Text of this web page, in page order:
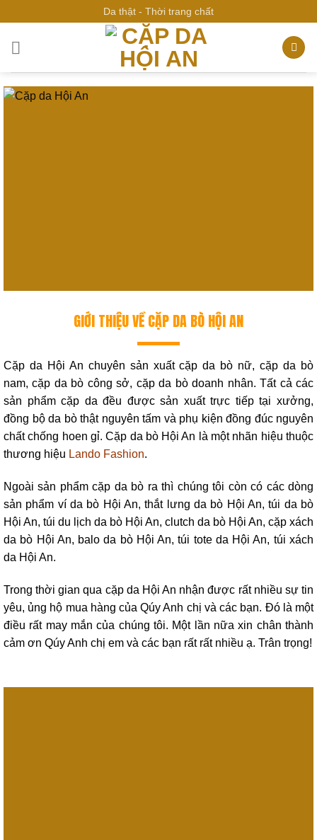
qua
nội
Da thật - Thời trang chất
GIỚI THIỆU VỀ CẶP DA BÒ HỘI AN
Cặp da Hội An chuyên sản xuất cặp da bò nữ, cặp da bò
nam, cặp da bò công sở, cặp da bò doanh nhân. Tất cả các
sản phẩm cặp da đều được sản xuất trực tiếp tại xưởng,
đồng bộ da bò thật nguyên tấm và phụ kiện đồng đúc nguyên
chất chống hoen gỉ. Cặp da bò Hội An là một nhãn hiệu thuộc
thương hiệu Lando Fashion.
Ngoài sản phẩm cặp da bò ra thì chúng tôi còn có các dòng
sản phẩm ví da bò Hội An, thắt lưng da bò Hội An, túi da bò
Hội An, túi du lịch da bò Hội An, clutch da bò Hội An, cặp xách
da bò Hội An, balo da bò Hội An, túi tote da Hội An, túi xách
da Hội An.
Trong thời gian qua cặp da Hội An nhận được rất nhiều sự tin
yêu, ủng hộ mua hàng của Qúy Anh chị và các bạn. Đó là một
điều rất may mắn của chúng tôi. Một lần nữa xin chân thành
cảm ơn Qúy Anh chị em và các bạn rất rất nhiều ạ. Trân trọng!